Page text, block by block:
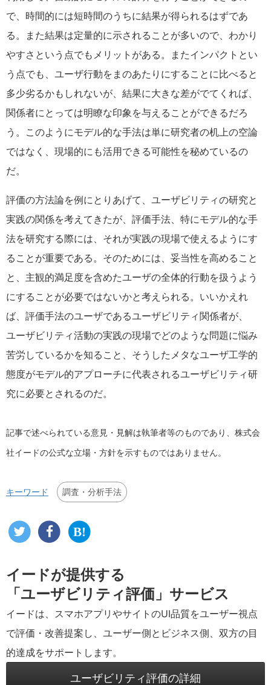
で、時間的には短時間のうちに結果が得られるはずであ
る。また結果は定量的に示されることが多いので、わかり
やすさという点でもメリットがある。またインパクトとい
う点でも、ユーザ行動をまのあたりにすることに比べると
多少劣るかもしれないが、結果に大きな差がでてくれば、
関係者にとっては明瞭な印象を与えることができるだろ
う。このようにモデル的な手法は単に研究者の机上の空論
ではなく、現場的にも活用できる可能性を秘めているの
だ。
評価の方法論を例にとりあげて、ユーザビリティの研究と
実践の関係を考えてきたが、評価手法、特にモデル的な手
法を研究する際には、それが実践の現場で使えるようにす
ることが重要である。そのためには、妥当性を高めること
と、主観的満足度を含めたユーザの全体的行動を扱うよう
にすることが必要ではないかと考えられる。いいかえれ
ば、評価手法のユーザであるユーザビリティ関係者が、
ユーザビリティ活動の実践の現場でどのような問題に悩み
苦労しているかを知ること、そうしたメタなユーザ工学的
態度がモデル的アプローチに代表されるユーザビリティ研
究に必要とされるのだ。
記事で述べられている意見・見解は執筆者等のものであり、株式会
社イードの公式な立場・方針を示すものではありません。
キーワード 調査・分析手法
イードが提供する
「ユーザビリティ評価」サービス
イードは、スマホアプリやサイトのUI品質をユーザー視点
で評価・改善提案し、ユーザー側とビジネス側、双方の目
的達成をサポートします。
ユーザビリティ評価の詳細